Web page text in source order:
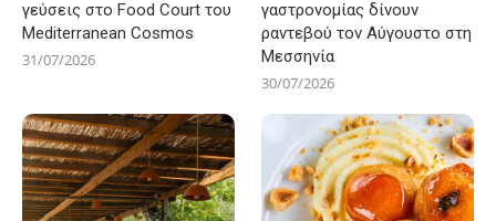
γεύσεις στο Food Court του
Mediterranean Cosmos
31/07/2026
γαστρονομίας δίνουν
ραντεβού τον Αύγουστο στη
Μεσσηνία
30/07/2026